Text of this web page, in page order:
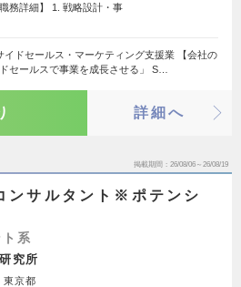
務詳細】 1. 戦略設計・事
イドセールス・マーケティング支援業 【会社の
セールスで事業を成長させる」 S…
詳細へ
掲載期間 26/08/06～26/08/19
ンサルタント※ポテンシ
系
究所
東京都